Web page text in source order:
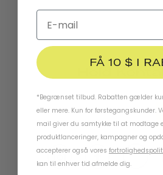
Hold
FÅ 10 $ I
*Begrænset tilbud. Rabatten gælder
eller mere. Kun for førstegangskunder.
mail giver du samtykke til at modtage
produktlanceringer, kampagner og
accepterer også vores
kan til enhver tid afmelde dig.